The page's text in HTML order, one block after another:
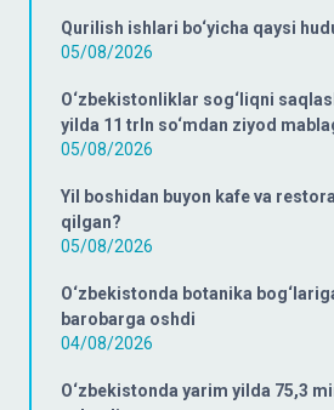
Qurilish ishlari bo‘yicha qaysi
05/08/2026
O‘zbekistonliklar sog‘liqni
yilda 11 trln so‘mdan ziyod
05/08/2026
Yil boshidan buyon kafe va
qilgan?
05/08/2026
O‘zbekistonda botanika
barobarga oshdi
04/08/2026
O‘zbekistonda yarim yilda 75,3